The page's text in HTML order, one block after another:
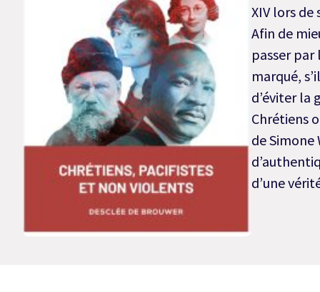
XIV lors
Afin de
passer par
marqué,
d’éviter la
Chrétiens
de Simone
d’une